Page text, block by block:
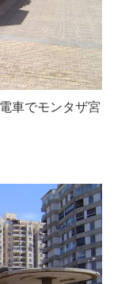
車でモンタザ宮